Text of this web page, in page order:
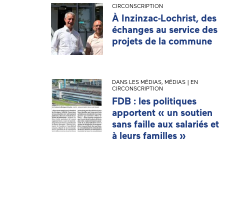
CIRCONSCRIPTION
À Inzinzac-Lochrist, des
échanges au service des
projets de la commune
DANS LES MÉDIAS, MÉDIAS | EN
CIRCONSCRIPTION
FDB : les politiques
apportent « un soutien
sans faille aux salariés et
à leurs familles »